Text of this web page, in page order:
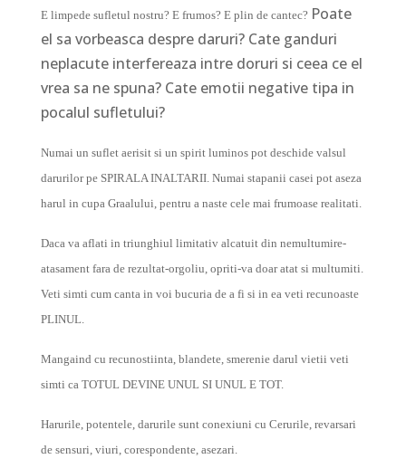
E limpede sufletul nostru? E frumos? E plin de cantec? Poate
el sa vorbeasca despre daruri? Cate ganduri
neplacute interfereaza intre doruri si ceea ce el
vrea sa ne spuna? Cate emotii negative tipa in
pocalul sufletului?
Numai un suflet aerisit si un spirit luminos pot deschide valsul
darurilor pe SPIRALA INALTARII. Numai stapanii casei pot aseza
harul in cupa Graalului, pentru a naste cele mai frumoase realitati.
Daca va aflati in triunghiul limitativ alcatuit din nemultumire-
atasament fara de rezultat-orgoliu, opriti-va doar atat si multumiti.
Veti simti cum canta in voi bucuria de a fi si in ea veti recunoaste
PLINUL.
Mangaind cu recunostiinta, blandete, smerenie darul vietii veti
simti ca TOTUL DEVINE UNUL SI UNUL E TOT.
Harurile, potentele, darurile sunt conexiuni cu Cerurile, revarsari
de sensuri, viuri, corespondente, asezari.